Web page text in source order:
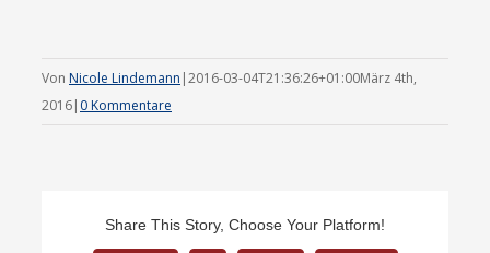
Von Nicole Lindemann |2016-03-04T21:36:26+01:00März 4th,
2016| 0 Kommentare
Share This Story, Choose Your Platform!